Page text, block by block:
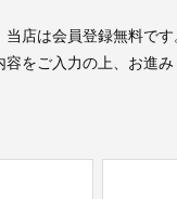
当店は会員登録無料です
容をご入力の上、お進み